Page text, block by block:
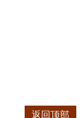
返回顶部